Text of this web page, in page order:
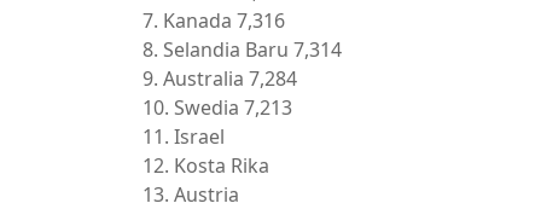
7. Kanada 7,316
8. Selandia Baru 7,314
9. Australia 7,284
10. Swedia 7,213
11. Israel
12. Kosta Rika
13. Austria